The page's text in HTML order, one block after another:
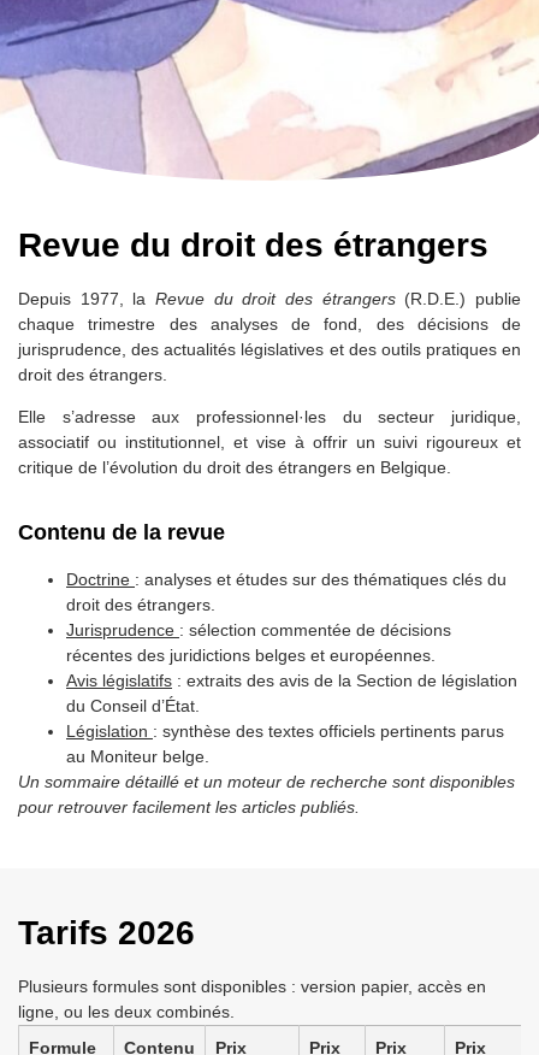
Revue du droit des étrangers
Depuis 1977, la Revue du droit des étrangers(R.D.E.) publie
chaque trimestre des analyses de fond, des décisions de
jurisprudence, des actualités législatives et des outils pratiques en
droit des étrangers.
Elle s’adresse aux professionnel·les du secteur juridique,
associatif ou institutionnel, et vise à offrir un suivi rigoureux et
critique de l’évolution du droit des étrangers en Belgique.
Contenu de la revue
Doctrine : analyses et études sur des thématiques clés du
droit des étrangers.
Jurisprudence : sélection commentée de décisions
récentes des juridictions belges et européennes.
Avis législatifs : extraits des avis de la Section de législation
du Conseil d’État.
Législation : synthèse des textes officiels pertinents parus
au Moniteur belge.
Un sommaire détaillé et un moteur de recherche sont disponibles
pour retrouver facilement les articles publiés.
Tarifs 2026
Plusieurs formules sont disponibles : version papier, accès en
ligne, ou les deux combinés.
Formule
Contenu Prix Prix Prix Prix